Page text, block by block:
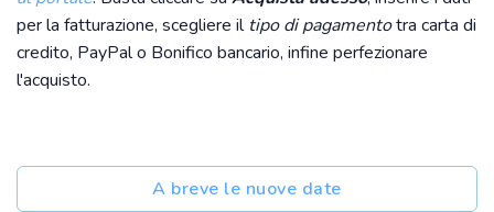
per la fatturazione, scegliere il tipo di pagamentotra carta di
credito, PayPal o Bonifico bancario, infine perfezionare
l'acquisto.
A breve le nuove date